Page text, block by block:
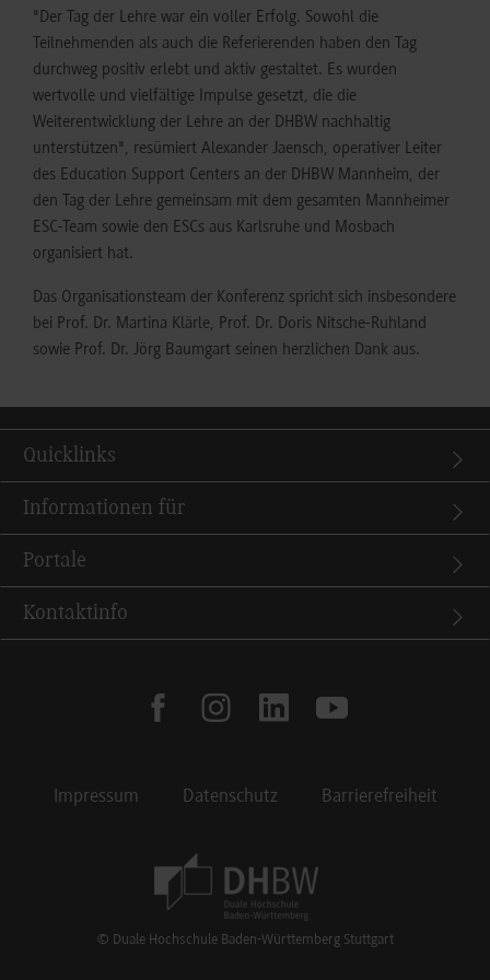
"Der Tag der Lehre war ein voller Erfolg. Sowohl die
Teilnehmenden als auch die Referierenden haben den Tag
durchweg positiv erlebt und aktiv gestaltet. Es wurden
wertvolle und vielfältige Impulse gesetzt, die die
Weiterentwicklung der Lehre an der DHBW nachhaltig
unterstützen", resümiert Alexander Jaensch, operativer Leiter
des Education Support Centers an der DHBW Mannheim, der
den Tag der Lehre gemeinsam mit dem gesamten Mannheimer
ESC-Team sowie den ESCs aus Karlsruhe und Mosbach
organisiert hat.
Das Organisationsteam der Konferenz spricht sich insbesondere
bei Prof. Dr. Martina Klärle, Prof. Dr. Doris Nitsche-Ruhland
sowie Prof. Dr. Jörg Baumgart seinen herzlichen Dank aus.
Quicklinks
Informationen für
Portale
Kontaktinfo
facebookinstagramlinkedinyoutube
Impressum Datenschutz Barrierefreiheit
© Duale Hochschule Baden-Württemberg Stuttgart